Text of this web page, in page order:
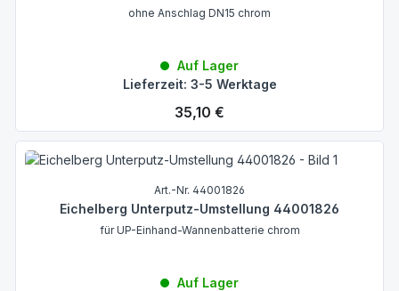
ohne Anschlag DN15 chrom
Auf Lager
Lieferzeit: 3-5 Werktage
Regulärer Preis:
35,10 €
Art.-Nr. 44001826
Eichelberg Unterputz-Umstellung 44001826
für UP-Einhand-Wannenbatterie chrom
Auf Lager